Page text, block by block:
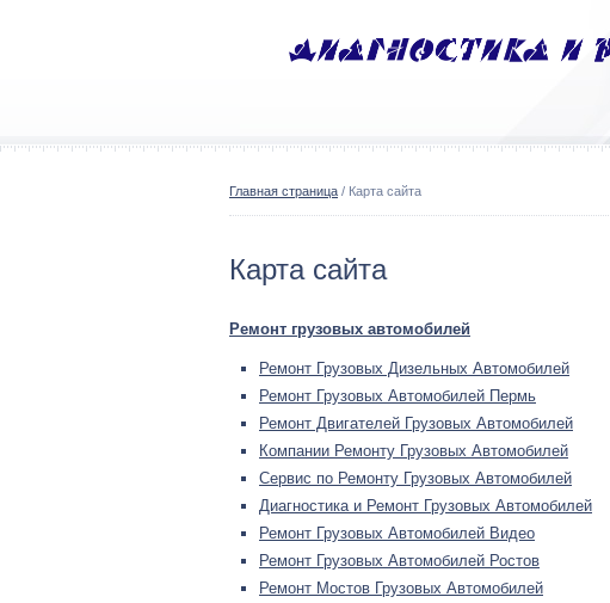
Главная страница / Карта сайта
Карта сайта
Ремонт грузовых автомобилей
Ремонт Грузовых Дизельных Автомобилей
Ремонт Грузовых Автомобилей Пермь
Ремонт Двигателей Грузовых Автомобилей
Компании Ремонту Грузовых Автомобилей
Сервис по Ремонту Грузовых Автомобилей
Диагностика и Ремонт Грузовых Автомобилей
Ремонт Грузовых Автомобилей Видео
Ремонт Грузовых Автомобилей Ростов
Ремонт Мостов Грузовых Автомобилей